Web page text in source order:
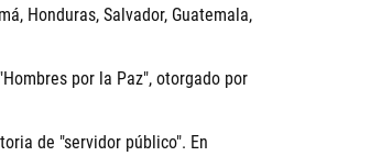
Honduras, Salvador, Guatemala,
por la Paz", otorgado por
de "servidor público". En